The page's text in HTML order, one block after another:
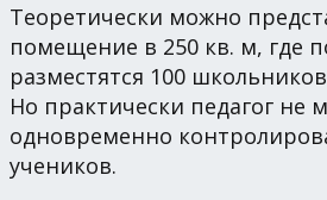
Теоретически можно
помещение в 250 кв. м, где
разместятся 100
Но практически педагог не
одновременно
учеников.